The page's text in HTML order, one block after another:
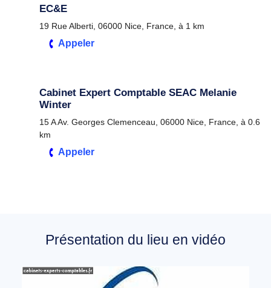
EC&E
19 Rue Alberti, 06000 Nice, France, à 1 km
Appeler
Cabinet Expert Comptable SEAC Melanie
Winter
15 A Av. Georges Clemenceau, 06000 Nice, France, à 0.6
km
Appeler
Présentation du lieu en vidéo